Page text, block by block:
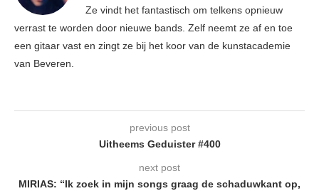
Ze vindt het fantastisch om telkens opnieuw
verrast te worden door nieuwe bands. Zelf neemt ze af en toe
een gitaar vast en zingt ze bij het koor van de kunstacademie
van Beveren.
previous post
Uitheems Geduister #400
next post
MIRIAS: “Ik zoek in mijn songs graag de schaduwkant op,